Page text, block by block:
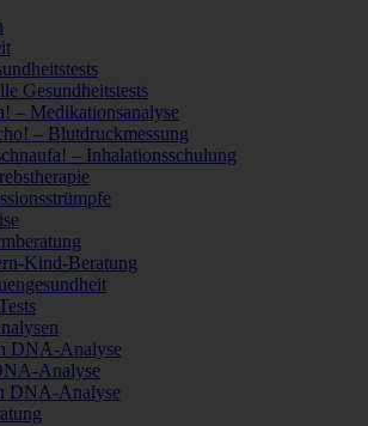
Gesundheitstests
– Medikationsanalyse
– Blutdruckmessung
– Inhalationsschulung
Kind-Beratung
DNA-Analyse
Analyse
DNA-Analyse